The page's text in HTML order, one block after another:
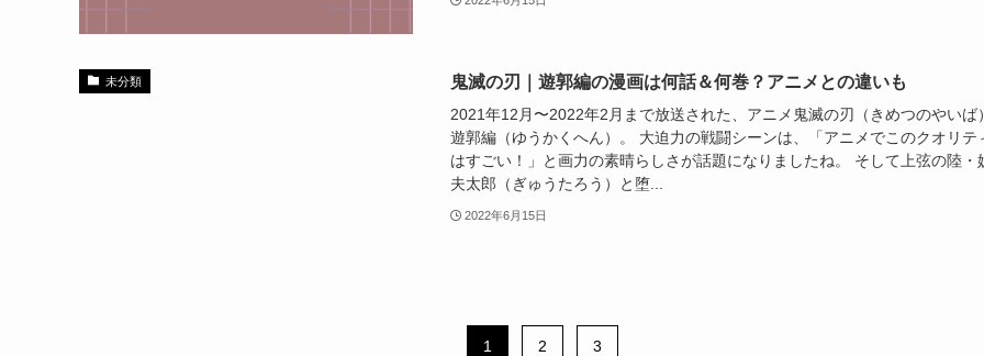
未分類 鬼滅の刃｜遊郭編の漫画は何話＆何巻？アニメとの違いも
2021年12月〜2022年2月まで放送された、アニメ鬼滅の刃（きめつのやいば）
遊郭編（ゆうかくへん）。 大迫力の戦闘シーンは、「アニメでこのクオリテ
はすごい！」と画力の素晴らしさが話題になりましたね。 そして上弦の陸・
夫太郎（ぎゅうたろう）と堕...
2022年6月15日
1 2 3